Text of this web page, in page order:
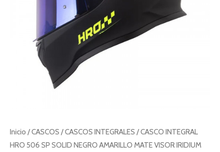
Inicio /CASCOS /CASCOS INTEGRALES / CASCO INTEGRAL
HRO 506 SP SOLID NEGRO AMARILLO MATE VISOR IRIDIUM